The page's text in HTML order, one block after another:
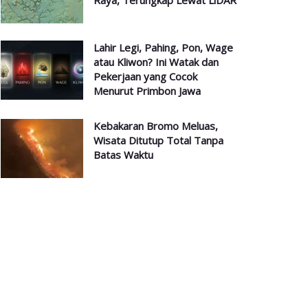
Lahir Legi, Pahing, Pon, Wage
atau Kliwon? Ini Watak dan
Pekerjaan yang Cocok
Menurut Primbon Jawa
Kebakaran Bromo Meluas,
Wisata Ditutup Total Tanpa
Batas Waktu